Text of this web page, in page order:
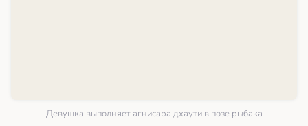
Девушка выполняет агнисара дхаути в позе рыбака